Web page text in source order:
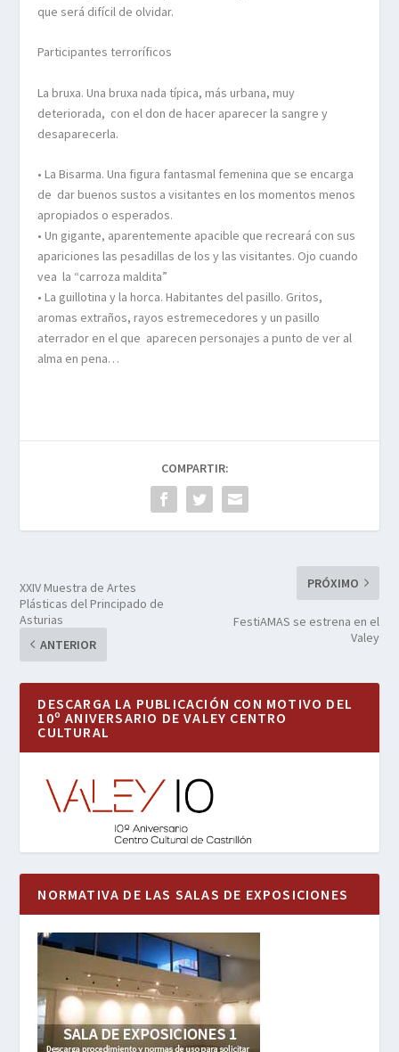
que será difícil de olvidar.
Participantes terroríficos
La bruxa. Una bruxa nada típica, más urbana, muy
deteriorada, con el don de hacer aparecer la sangre y
desaparecerla.
• La Bisarma. Una figura fantasmal femenina que se encarga
de dar buenos sustos a visitantes en los momentos menos
apropiados o esperados.
• Un gigante, aparentemente apacible que recreará con sus
apariciones las pesadillas de los y las visitantes. Ojo cuando
vea la “carroza maldita”
• La guillotina y la horca. Habitantes del pasillo. Gritos,
aromas extraños, rayos estremecedores y un pasillo
aterrador en el que aparecen personajes a punto de ver al
alma en pena…
COMPARTIR:
XXIV Muestra de Artes
Plásticas del Principado de
Asturias
ANTERIOR
PRÓXIMO
FestiAMAS se estrena en el
Valey
DESCARGA LA PUBLICACIÓN CON MOTIVO DEL
10º ANIVERSARIO DE VALEY CENTRO
CULTURAL
NORMATIVA DE LAS SALAS DE EXPOSICIONES